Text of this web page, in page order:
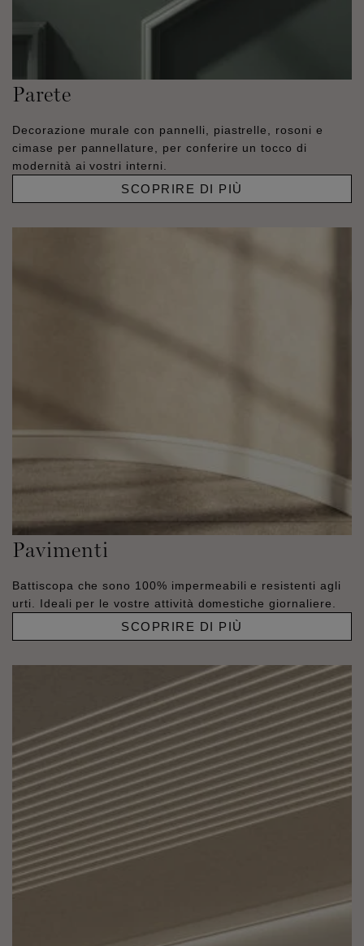
Parete
Decorazione murale con pannelli, piastrelle, rosoni e
cimase per pannellature, per conferire un tocco di
modernità ai vostri interni.
SCOPRIRE DI PIÙ
Pavimenti
Battiscopa che sono 100% impermeabili e resistenti agli
urti. Ideali per le vostre attività domestiche giornaliere.
SCOPRIRE DI PIÙ